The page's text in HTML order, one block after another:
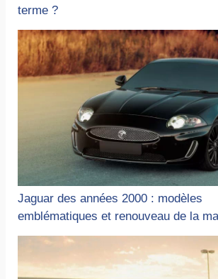
terme ?
Jaguar des années 2000 : modèles
emblématiques et renouveau de la